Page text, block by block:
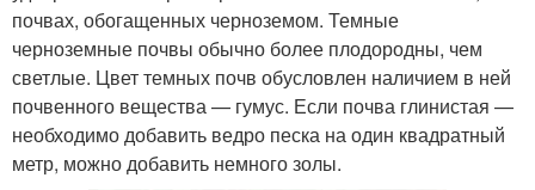
почвах, обогащенных черноземом. Темные
черноземные почвы обычно более плодородны, чем
светлые. Цвет темных почв обусловлен наличием в ней
почвенного вещества — гумус. Если почва глинистая —
необходимо добавить ведро песка на один квадратный
метр, можно добавить немного золы.